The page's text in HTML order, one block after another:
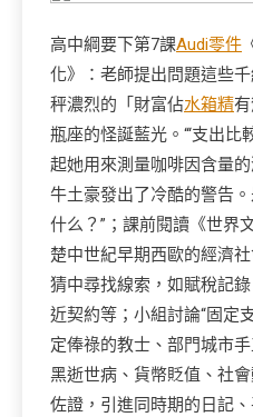
高中綱要下第7課Audi零件
化》：老師提出問題這些
秤濃烈的「財富佔水箱精
瓶座的怪誕藍光。“‘支出比
起她用來測量咖啡因含量
牛土豪發出了冷酷的警告。
什么？”；課前閱讀《世界
楚中世紀早期西歐的經濟
猜中尋找線索，如賦稅記
近契約等；小組討論“固定
定俸祿的教士、部門城市
黑逝世病、貨幣貶值、社
佐證，引進同時期的日記